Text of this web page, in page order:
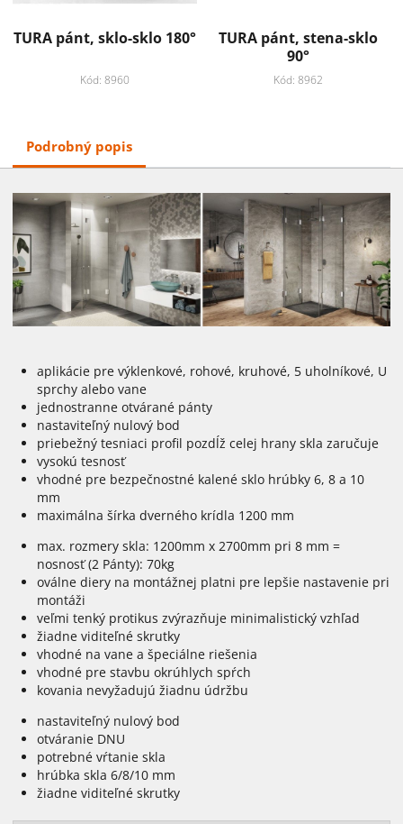
TURA pánt, sklo-sklo 180°
Kód: 8960
TURA pánt, stena-sklo
90°
Kód: 8962
Podrobný popis
aplikácie pre výklenkové, rohové, kruhové, 5 uholníkové, U
sprchy alebo vane
jednostranne otvárané pánty
nastaviteľný nulový bod
priebežný tesniaci profil pozdĺž celej hrany skla zaručuje
vysokú tesnosť
vhodné pre bezpečnostné kalené sklo hrúbky 6, 8 a 10
mm
maximálna šírka dverného krídla 1200 mm
max. rozmery skla: 1200mm x 2700mm pri 8 mm =
nosnosť (2 Pánty): 70kg
oválne diery na montážnej platni pre lepšie nastavenie pri
montáži
veľmi tenký protikus zvýrazňuje minimalistický vzhľad
žiadne viditeľné skrutky
vhodné na vane a špeciálne riešenia
vhodné pre stavbu okrúhlych spŕch
kovania nevyžadujú žiadnu údržbu
nastaviteľný nulový bod
otváranie DNU
potrebné vŕtanie skla
hrúbka skla 6/8/10 mm
žiadne viditeľné skrutky